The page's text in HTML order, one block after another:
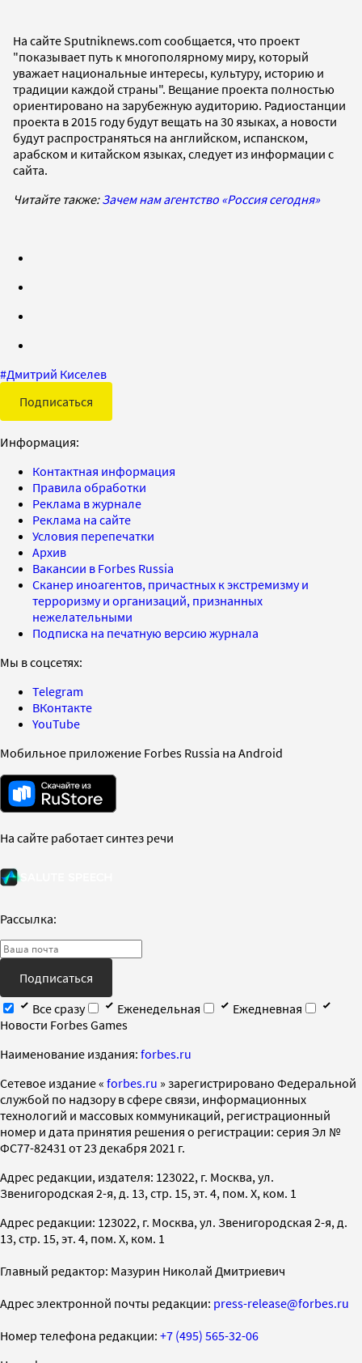
На сайте Sputniknews.com сообщается, что проект
"показывает путь к многополярному миру, который
уважает национальные интересы, культуру, историю и
традиции каждой страны". Вещание проекта полностью
ориентировано на зарубежную аудиторию. Радиостанции
проекта в 2015 году будут вещать на 30 языках, а новости
будут распространяться на английском, испанском,
арабском и китайском языках, следует из информации с
сайта.
Читайте также:Зачем нам агентство «Россия сегодня»
#Дмитрий Киселев
Подписаться
Информация:
Контактная информация
Правила обработки
Реклама в журнале
Реклама на сайте
Условия перепечатки
Архив
Вакансии в Forbes Russia
Сканер иноагентов, причастных к экстремизму и
терроризму и организаций, признанных
нежелательными
Подписка на печатную версию журнала
Мы в соцсетях:
Telegram
ВКонтакте
YouTube
Мобильное приложение Forbes Russia на Android
На сайте работает синтез речи
Рассылка:
Подписаться
Все сразу
Еженедельная
Ежедневная
Новости Forbes Games
Наименование издания: forbes.ru
Cетевое издание « forbes.ru » зарегистрировано Федеральной
службой по надзору в сфере связи, информационных
технологий и массовых коммуникаций, регистрационный
номер и дата принятия решения о регистрации: серия Эл №
ФС77-82431 от 23 декабря 2021 г.
Адрес редакции, издателя: 123022, г. Москва, ул.
Звенигородская 2-я, д. 13, стр. 15, эт. 4, пом. X, ком. 1
Адрес редакции: 123022, г. Москва, ул. Звенигородская 2-я, д.
13, стр. 15, эт. 4, пом. X, ком. 1
Главный редактор: Мазурин Николай Дмитриевич
Адрес электронной почты редакции: press-release@forbes.ru
Номер телефона редакции: +7 (495) 565-32-06